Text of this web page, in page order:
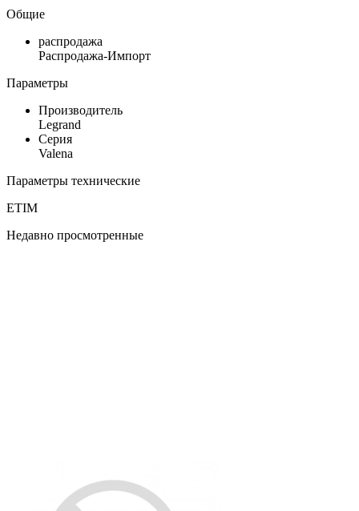
Общие
распродажа
Распродажа-Импорт
Параметры
Производитель
Legrand
Серия
Valena
Параметры технические
ETIM
Недавно просмотренные